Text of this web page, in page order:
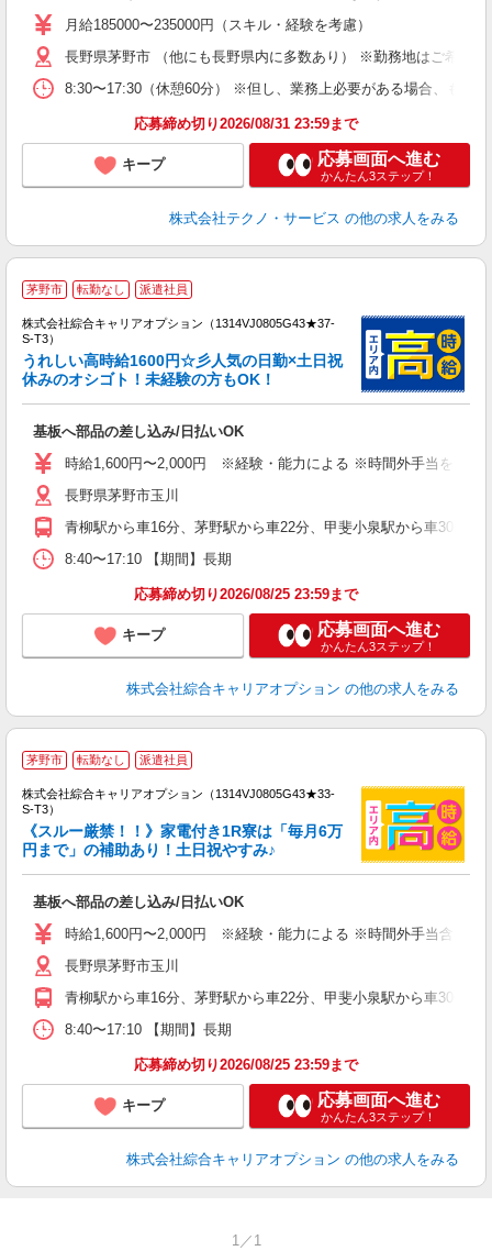
月給185000〜235000円（スキル・経験を考慮）
長野県茅野市 （他にも長野県内に多数あり） ※勤務地はご希望
8:30〜17:30（休憩60分） ※但し、業務上必要がある場合、もし
応募締め切り2026/08/31 23:59まで
キープ 応募画面へ進む
かんたん3ステップ！
株式会社テクノ・サービス の他の求人をみる
茅野市 転勤なし 派遣社員
株式会社綜合キャリアオプション（1314VJ0805G43★37-
S-T3）
うれしい高時給1600円☆彡人気の日勤×土日祝
休みのオシゴト！未経験の方もOK！
基板へ部品の差し込み/日払いOK
時給1,600円〜2,000円 ※経験・能力による ※時間外手当を含む
長野県茅野市玉川
青柳駅から車16分、茅野駅から車22分、甲斐小泉駅から車30分
8:40〜17:10 【期間】長期
応募締め切り2026/08/25 23:59まで
キープ 応募画面へ進む
かんたん3ステップ！
株式会社綜合キャリアオプション の他の求人をみる
茅野市 転勤なし 派遣社員
株式会社綜合キャリアオプション（1314VJ0805G43★33-
S-T3）
《スルー厳禁！！》家電付き1R寮は「毎月6万
円まで」の補助あり！土日祝やすみ♪
基板へ部品の差し込み/日払いOK
時給1,600円〜2,000円 ※経験・能力による ※時間外手当含む 【
長野県茅野市玉川
青柳駅から車16分、茅野駅から車22分、甲斐小泉駅から車30分
8:40〜17:10 【期間】長期
応募締め切り2026/08/25 23:59まで
キープ 応募画面へ進む
かんたん3ステップ！
株式会社綜合キャリアオプション の他の求人をみる
1／1